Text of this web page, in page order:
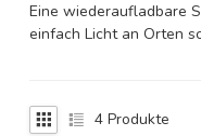
Eine wiederaufladbare
einfach Licht an Orten
4 Produkte